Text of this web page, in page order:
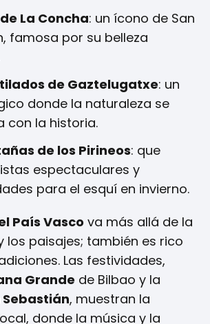
La Concha: un ícono de San
famosa por su belleza
de Gaztelugatxe: un
donde la naturaleza se
con la historia.
de los Pirineos: que
espectaculares y
para el esquí en invierno.
País Vasco va más allá de la
los paisajes; también es rico
Las festividades,
Grande de Bilbao y la
Sebastián, muestran la
donde la música y la